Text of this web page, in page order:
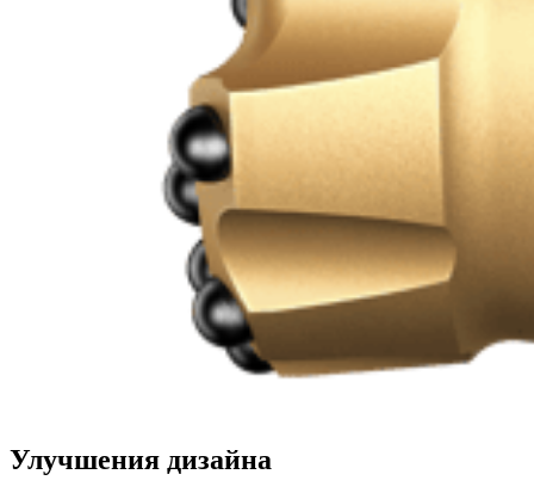
Улучшения дизайна